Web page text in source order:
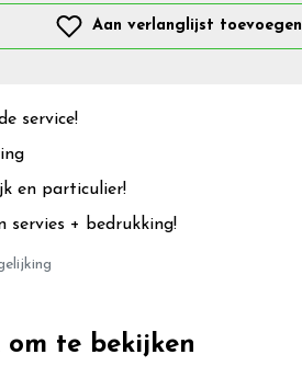
Aan verlanglijst toevoegen
service!
en particulier!
servies + bedrukking!
om te bekijken